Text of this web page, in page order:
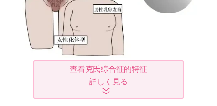
查看克氏综合征的特征